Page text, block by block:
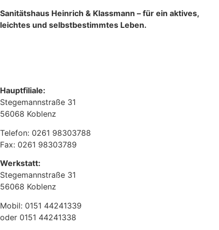
Sanitätshaus Heinrich & Klassmann – für ein aktives,
leichtes und selbstbestimmtes Leben.
Hauptfiliale:
Stegemannstraße 31
56068 Koblenz
Telefon: 0261 98303788
Fax: 0261 98303789
Werkstatt:
Stegemannstraße 31
56068 Koblenz
Mobil: 0151 44241339
oder 0151 44241338